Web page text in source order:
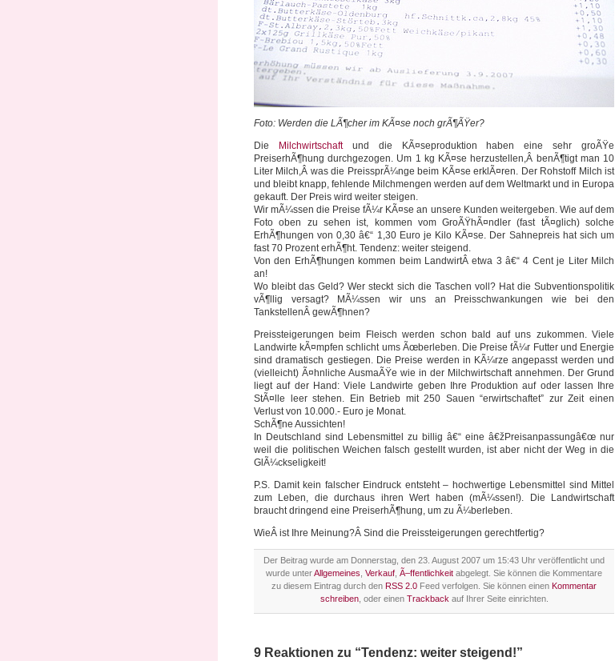
Foto: Werden die LÃ¶cher im KÃ¤se noch grÃ¶ÃŸer?
Die
Milchwirtschaftund die KÃ¤seproduktion haben eine sehr groÃŸe
PreiserhÃ¶hung durchgezogen. Um 1 kg KÃ¤se herzustellen,Â benÃ¶tigt man 10
Liter Milch,Â was die PreissprÃ¼nge beim KÃ¤se erklÃ¤ren. Der Rohstoff Milch ist
und bleibt knapp, fehlende Milchmengen werden auf dem Weltmarkt und in Europa
gekauft. Der Preis wird weiter steigen.
Wir mÃ¼ssen die Preise fÃ¼r KÃ¤se an unsere Kunden weitergeben. Wie auf dem
Foto oben zu sehen ist, kommen vom GroÃŸhÃ¤ndler (fast tÃ¤glich) solche
ErhÃ¶hungen von 0,30 â€“ 1,30 Euro je Kilo KÃ¤se. Der Sahnepreis hat sich um
fast 70 Prozent erhÃ¶ht. Tendenz: weiter steigend.
Von den ErhÃ¶hungen kommen beim LandwirtÂ etwa 3 â€“ 4 Cent je Liter Milch
an!
Wo bleibt das Geld? Wer steckt sich die Taschen voll? Hat die Subventionspolitik
vÃ¶llig versagt? MÃ¼ssen wir uns an Preisschwankungen wie bei den
TankstellenÂ gewÃ¶hnen?
Preissteigerungen beim Fleisch werden schon bald auf uns zukommen. Viele
Landwirte kÃ¤mpfen schlicht ums Ãœberleben. Die Preise fÃ¼r Futter und Energie
sind dramatisch gestiegen. Die Preise werden in KÃ¼rze angepasst werden und
(vielleicht) Ã¤hnliche AusmaÃŸe wie in der Milchwirtschaft annehmen. Der Grund
liegt auf der Hand: Viele Landwirte geben Ihre Produktion auf oder lassen Ihre
StÃ¤lle leer stehen. Ein Betrieb mit 250 Sauen “erwirtschaftet” zur Zeit einen
Verlust von 10.000.- Euro je Monat.
SchÃ¶ne Aussichten!
In Deutschland sind Lebensmittel zu billig â€“ eine â€žPreisanpassungâ€œ nur
weil die politischen Weichen falsch gestellt wurden, ist aber nicht der Weg in die
GlÃ¼ckseligkeit!
P.S. Damit kein falscher Eindruck entsteht – hochwertige Lebensmittel sind Mittel
zum Leben, die durchaus ihren Wert haben (mÃ¼ssen!). Die Landwirtschaft
braucht dringend eine PreiserhÃ¶hung, um zu Ã¼berleben.
WieÂ ist Ihre Meinung?Â Sind die Preissteigerungen gerechtfertig?
Der Beitrag wurde am Donnerstag, den 23. August 2007 um 15:43 Uhr veröffentlicht und
wurde unterAllgemeines Verkauf Ã–ffentlichkeit abgelegt. Sie können die Kommentare
zu diesem Eintrag durch den RSS 2.0 Feed verfolgen. Sie können einen Kommentar
schreiben, oder einen Trackback auf Ihrer Seite einrichten.
9 Reaktionen zu “Tendenz: weiter steigend!”